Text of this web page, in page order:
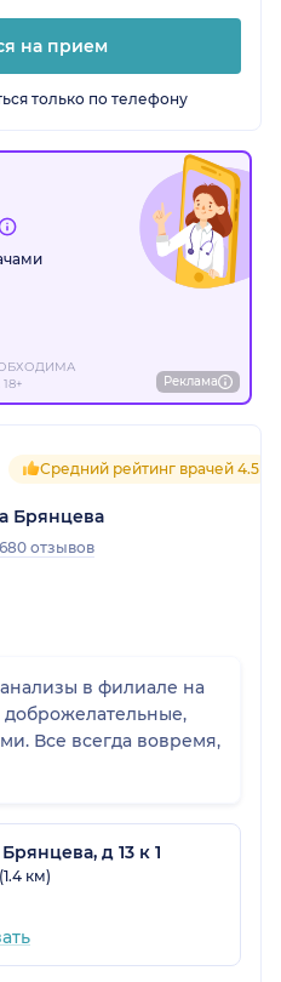
на прием
только по телефону
Реклама
Средний рейтинг врачей 4.5
Брянцева
680 отзывов
в филиале на
Все всегда вовремя,
д 13 к 1
км)